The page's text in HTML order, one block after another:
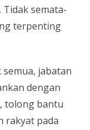
semata-
terpenting
semua, jabatan
dengan
tolong bantu
rakyat pada